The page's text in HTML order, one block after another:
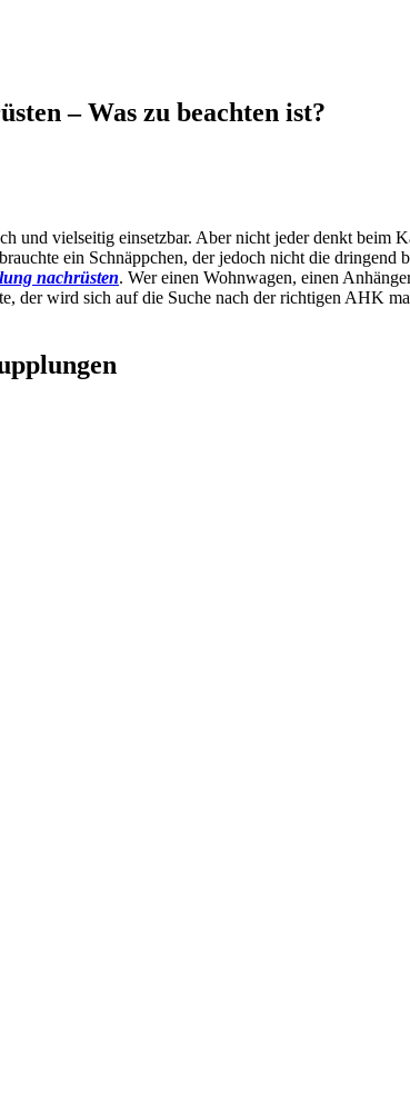
– Was zu beachten ist?
und vielseitig einsetzbar. Aber nicht jeder denkt beim
ein Schnäppchen, der jedoch nicht die
nachrüsten. Wer einen Wohnwagen, einen
der wird sich auf die Suche nach der richtigen AHK